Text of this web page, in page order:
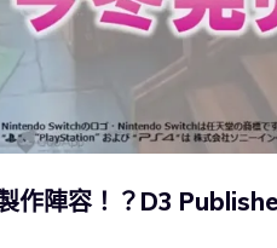
作陣容！？D3